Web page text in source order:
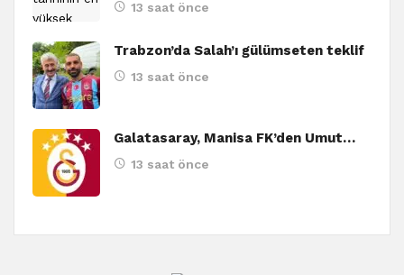
13 saat önce
Trabzon’da Salah’ı gülümseten teklif
13 saat önce
Galatasaray, Manisa FK’den Umut…
13 saat önce